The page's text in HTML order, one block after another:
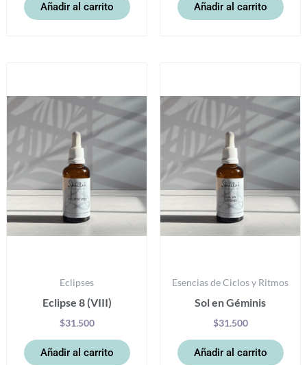
Añadir al carrito Añadir al carrito
Eclipses
Eclipse 8 (VIII)
$31.500
Añadir al carrito
Esencias de Ciclos y Ritmos
Sol en Géminis
$31.500
Añadir al carrito